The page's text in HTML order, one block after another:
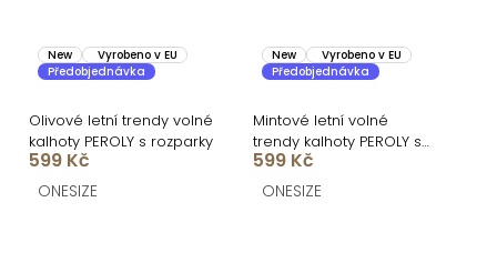
New
Vyrobeno v EU
Předobjednávka
Olivové letní trendy volné
kalhoty PEROLY s rozparky
599 Kč
ONESIZE
New
Vyrobeno v EU
Předobjednávka
Mintové letní volné
trendy kalhoty PEROLY s
rozparky
599 Kč
ONESIZE